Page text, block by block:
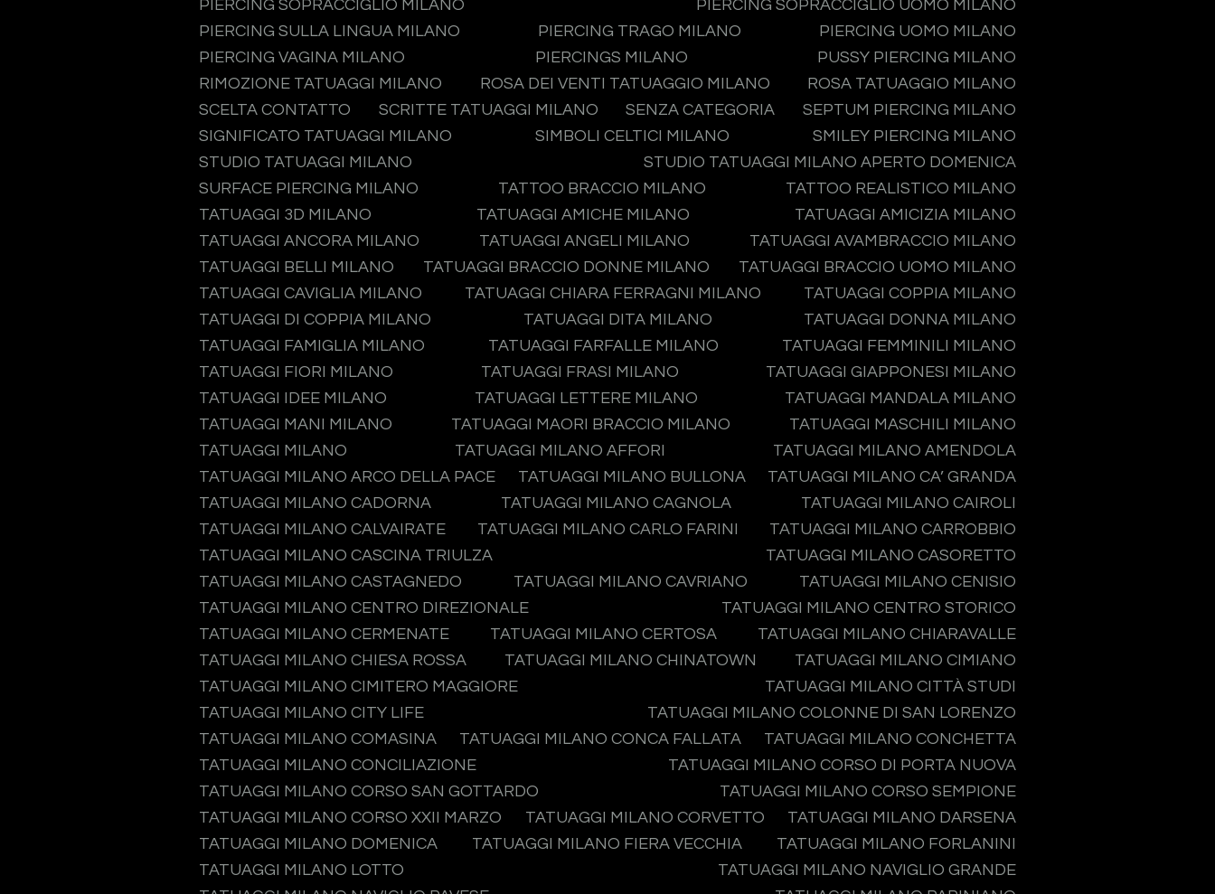
PIERCING SOPRACCIGLIO MILANO
PIERCING SOPRACCIGLIO UOMO MILANO
PIERCING SULLA LINGUA MILANO
PIERCING TRAGO MILANO
PIERCING UOMO MILANO
PIERCING VAGINA MILANO
PIERCINGS MILANO
PUSSY PIERCING MILANO
RIMOZIONE TATUAGGI MILANO
ROSA DEI VENTI TATUAGGIO MILANO
ROSA TATUAGGIO MILANO
SCELTA CONTATTO
SCRITTE TATUAGGI MILANO SENZA CATEGORIA
SEPTUM PIERCING MILANO
SIGNIFICATO TATUAGGI MILANO
SIMBOLI CELTICI MILANO
SMILEY PIERCING MILANO
STUDIO TATUAGGI MILANO
STUDIO TATUAGGI MILANO APERTO DOMENICA
SURFACE PIERCING MILANO
TATTOO BRACCIO MILANO
TATTOO REALISTICO MILANO
TATUAGGI 3D MILANO
TATUAGGI AMICHE MILANO
TATUAGGI AMICIZIA MILANO
TATUAGGI ANCORA MILANO
TATUAGGI ANGELI MILANO
TATUAGGI AVAMBRACCIO MILANO
TATUAGGI BELLI MILANO
TATUAGGI BRACCIO DONNE MILANO
TATUAGGI BRACCIO UOMO MILANO
TATUAGGI CAVIGLIA MILANO
TATUAGGI CHIARA FERRAGNI MILANO
TATUAGGI COPPIA MILANO
TATUAGGI DI COPPIA MILANO
TATUAGGI DITA MILANO
TATUAGGI DONNA MILANO
TATUAGGI FAMIGLIA MILANO
TATUAGGI FARFALLE MILANO
TATUAGGI FEMMINILI MILANO
TATUAGGI FIORI MILANO
TATUAGGI FRASI MILANO
TATUAGGI GIAPPONESI MILANO
TATUAGGI IDEE MILANO
TATUAGGI LETTERE MILANO
TATUAGGI MANDALA MILANO
TATUAGGI MANI MILANO
TATUAGGI MAORI BRACCIO MILANO
TATUAGGI MASCHILI MILANO
TATUAGGI MILANO
TATUAGGI MILANO AFFORI
TATUAGGI MILANO AMENDOLA
TATUAGGI MILANO ARCO DELLA PACE
TATUAGGI MILANO BULLONA
TATUAGGI MILANO CA’ GRANDA
TATUAGGI MILANO CADORNA
TATUAGGI MILANO CAGNOLA
TATUAGGI MILANO CAIROLI
TATUAGGI MILANO CALVAIRATE
TATUAGGI MILANO CARLO FARINI
TATUAGGI MILANO CARROBBIO
TATUAGGI MILANO CASCINA TRIULZA
TATUAGGI MILANO CASORETTO
TATUAGGI MILANO CASTAGNEDO
TATUAGGI MILANO CAVRIANO
TATUAGGI MILANO CENISIO
TATUAGGI MILANO CENTRO DIREZIONALE
TATUAGGI MILANO CENTRO STORICO
TATUAGGI MILANO CERMENATE
TATUAGGI MILANO CERTOSA
TATUAGGI MILANO CHIARAVALLE
TATUAGGI MILANO CHIESA ROSSA
TATUAGGI MILANO CHINATOWN
TATUAGGI MILANO CIMIANO
TATUAGGI MILANO CIMITERO MAGGIORE
TATUAGGI MILANO CITTÀ STUDI
TATUAGGI MILANO CITY LIFE
TATUAGGI MILANO COLONNE DI SAN LORENZO
TATUAGGI MILANO COMASINA
TATUAGGI MILANO CONCA FALLATA
TATUAGGI MILANO CONCHETTA
TATUAGGI MILANO CONCILIAZIONE
TATUAGGI MILANO CORSO DI PORTA NUOVA
TATUAGGI MILANO CORSO SAN GOTTARDO
TATUAGGI MILANO CORSO SEMPIONE
TATUAGGI MILANO CORSO XXII MARZO
TATUAGGI MILANO CORVETTO
TATUAGGI MILANO DARSENA
TATUAGGI MILANO DOMENICA
TATUAGGI MILANO FIERA VECCHIA
TATUAGGI MILANO FORLANINI
TATUAGGI MILANO LOTTO
TATUAGGI MILANO NAVIGLIO GRANDE